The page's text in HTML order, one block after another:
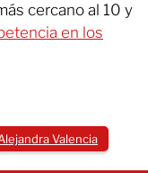
cercano al 10 y
en los
Valencia